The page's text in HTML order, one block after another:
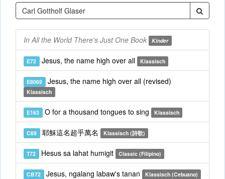
In All the World There's Just One Book Kinder
E72 Jesus, the name high over all Klassisch
E8069 Jesus, the name high over all (revised)
Klassisch
E163 O for a thousand tongues to sing Klassisch
C69 耶穌這名超乎萬名 Klassisch (詩歌)
T72 Hesus sa lahat humigit Classic (Filipino)
CB72 Jesus, ngalang labaw's tanan Klassisch (Cebuano)